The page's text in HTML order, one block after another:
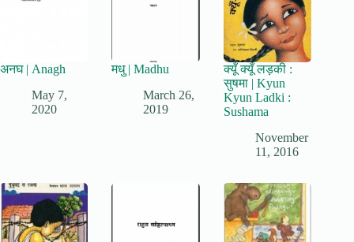
अनघ | Anagh
May 7,
2020
मधु | Madhu
March 26,
2019
क्यूँ क्यूँ लड़की :
सुषमा | Kyun
Kyun Ladki :
Sushama
November
11, 2016